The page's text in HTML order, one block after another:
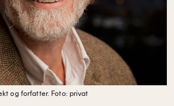
og forfatter. Foto: privat